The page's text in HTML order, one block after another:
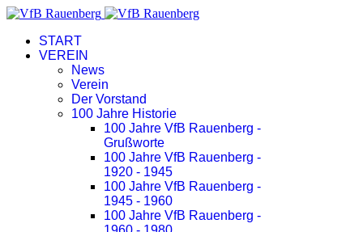
START
VEREIN
News
Verein
Der Vorstand
100 Jahre Historie
100 Jahre VfB Rauenberg -
Grußworte
100 Jahre VfB Rauenberg -
1920 - 1945
100 Jahre VfB Rauenberg -
1945 - 1960
100 Jahre VfB Rauenberg -